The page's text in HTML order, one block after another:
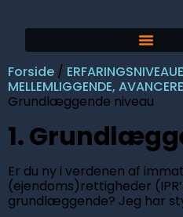
Forside /
MELLEMLIGGENDE,
Grundlæggende niveau
1.
Er du ny i verdenen af
(ejendoms)rettigheder
grundlæggende? Jeg har